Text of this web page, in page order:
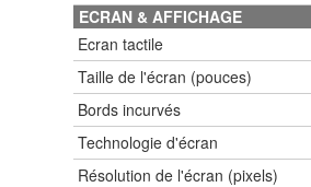
ECRAN & AFFICHAGE
Ecran tactile
Taille de l'écran (pouces)
Bords incurvés
Technologie d'écran
Résolution de l'écran (pixels)